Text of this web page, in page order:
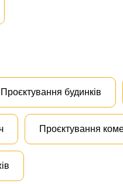
Проєктування будинків
Проєктування